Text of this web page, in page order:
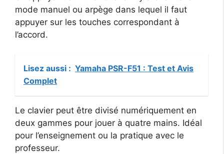
mode manuel ou arpège dans lequel il faut
appuyer sur les touches correspondant à
l’accord.
Lisez aussi : Yamaha PSR-F51 : Test et Avis
Complet
Le clavier peut être divisé numériquement en
deux gammes pour jouer à quatre mains. Idéal
pour l’enseignement ou la pratique avec le
professeur.